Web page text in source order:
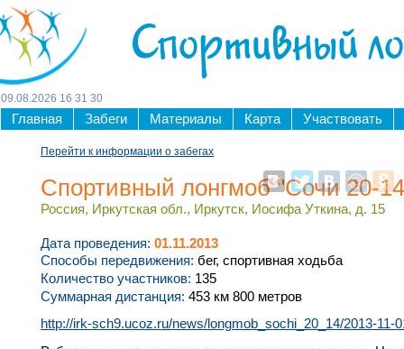
Спортивный
09 08 2026 16 31 30
Главная Забеги Материалы Карта Участвовать
Перейти к информации о забегах
Спортивный лонгмоб "Сочи 20-
Россия, Иркутская обл., Иркутск, Иосифа Уткина, д. 15
Дата проведения: 01.11.2013
Способы передвижения: бег, спортивная ходьба
Количество участников: 135
Суммарная дистанция: 453 км 800 метров
http://irk-sch9.ucoz.ru/news/longmob_sochi_20_14/2013-11-